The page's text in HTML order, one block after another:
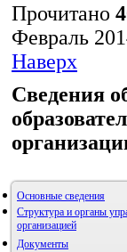
Прочитано
Февраль
Наверх
Сведения
Основные сведения
Структура и органы
организацией
Документы